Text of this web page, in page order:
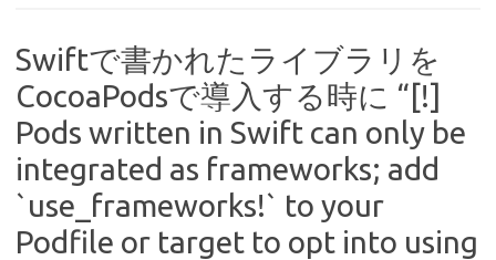
Swiftで書かれたライブラリを
CocoaPodsで導入する時に “[!]
Pods written in Swift can only be
integrated as frameworks; add
`use_frameworks!` to your
Podfile or target to opt into using